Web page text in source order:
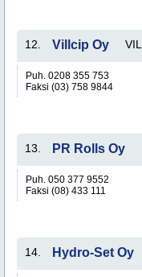
12. Villcip Oy
Puh. 0208 355 753
Faksi (03) 758 9844
13. PR Rolls Oy
Puh. 050 377 9552
Faksi (08) 433 111
14. Hydro-Set Oy